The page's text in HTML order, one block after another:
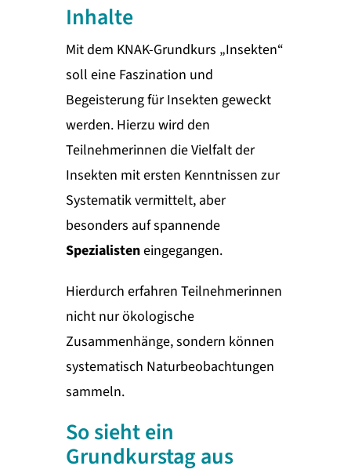
Inhalte
Mit dem KNAK-Grundkurs „Insekten“
soll eine Faszination und
Begeisterung für Insekten geweckt
werden. Hierzu wird den
Teilnehmerinnen die Vielfalt der
Insekten mit ersten Kenntnissen zur
Systematik vermittelt, aber
besonders auf spannende
Spezialisteneingegangen.
Hierdurch erfahren Teilnehmerinnen
nicht nur ökologische
Zusammenhänge, sondern können
systematisch Naturbeobachtungen
sammeln.
So sieht ein
Grundkurstag aus